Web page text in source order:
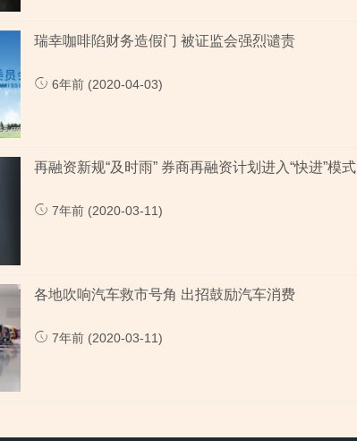
瑞幸咖啡陷财务造假门 被证监会强烈谴责
6年前 (2020-04-03)
再融资新规“及时雨” 券商再融资计划进入“快进”模式
7年前 (2020-03-11)
各地吹响汽车救市号角 出招鼓励汽车消费
7年前 (2020-03-11)